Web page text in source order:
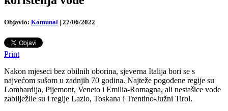
Objavio: Komunal | 27/06/2022
Print
Nakon mjeseci bez obilnih oborina, sjeverna Italija bori se s
najvećom sušom u zadnjih 70 godina. Najteže pogođene regije su
Lombardija, Pijemont, Veneto i Emilia-Romagna, ali nestašice vode
zabilježile su i regije Lazio, Toskana i Trentino-Južni Tirol.